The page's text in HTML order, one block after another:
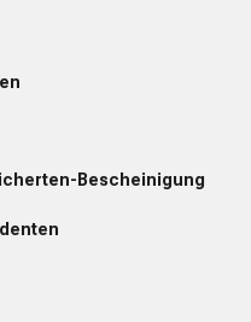
Bescheinigung